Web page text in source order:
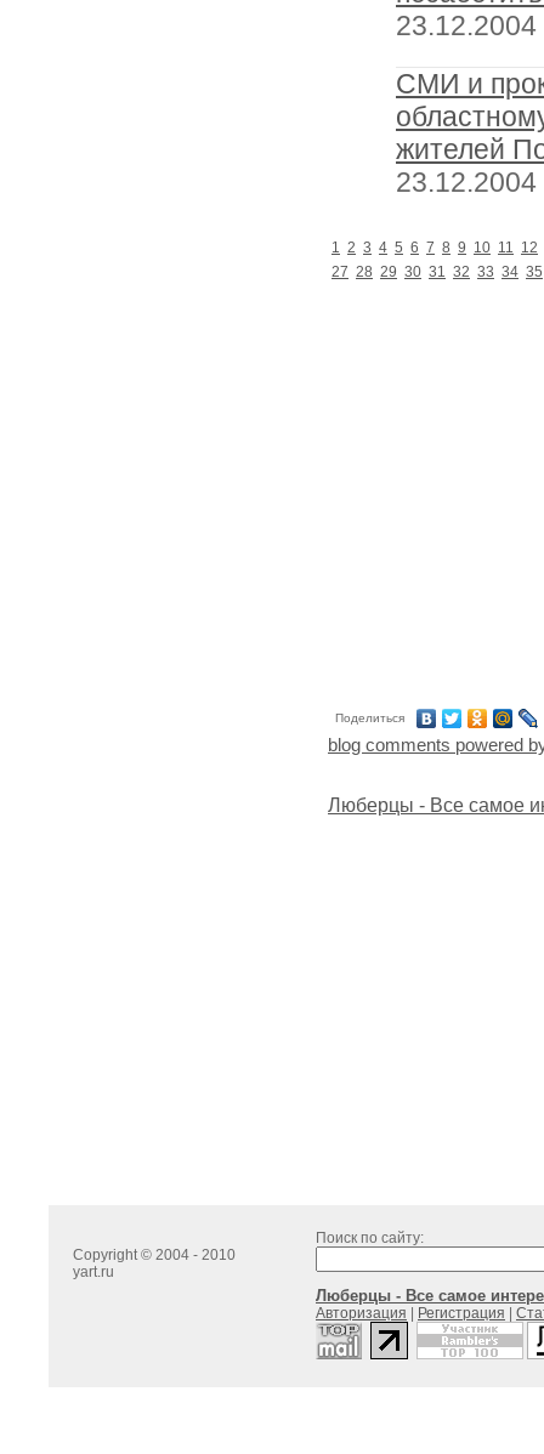
23.12.2004
СМИ и
жителей
23.12.2004
1 2 3 4 5 6 7 8 9 10 11 12
27 28 29 30 31 32 33 34 35
Поделиться
blog comments powered
Люберцы - Все самое
Copyright © 2004 - 2010
yart.ru
Поиск по сайту:
Люберцы - Все самое
Авторизация Регистрация